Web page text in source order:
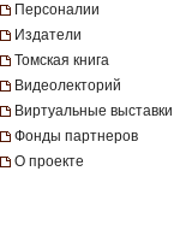
Персоналии
Издатели
Томская книга
Видеолекторий
Виртуальные выставки
Фонды партнеров
О проекте